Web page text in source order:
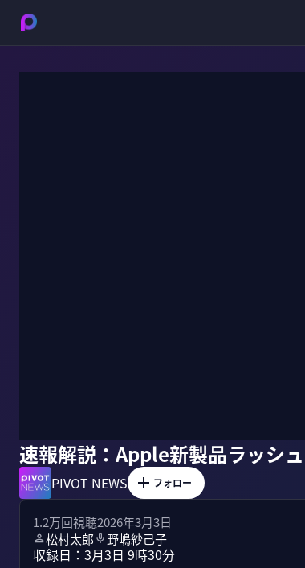
速報解説：Apple新製品ラッシュ
PIVOT NEWS フォロー
1.2万回視聴2026年3月3日
松村太郎
野嶋紗己子
収録日：3月3日 9時30分